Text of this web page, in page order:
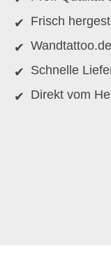
Frisch
Schnelle
Direkt vom